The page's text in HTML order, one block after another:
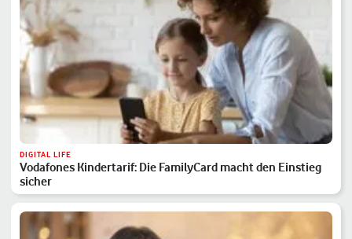
DIGITAL LIFE
Vodafones Kindertarif: Die FamilyCard macht den Einstieg
sicher